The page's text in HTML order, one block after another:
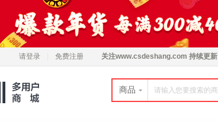
请登录 免费注册 关注www.csdeshang.com 持续更新
商品